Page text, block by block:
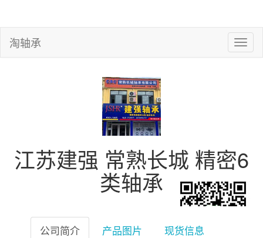
淘轴承
江苏建强 常熟长城 精密6
类轴承
公司简介 产品图片 现货信息